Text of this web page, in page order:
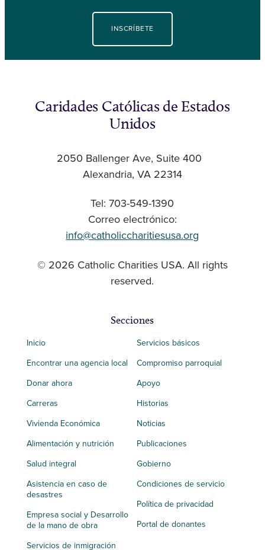
INSCRÍBETE
Caridades Católicas de Estados
Unidos
2050 Ballenger Ave, Suite 400
Alexandria, VA 22314
Tel: 703-549-1390
Correo electrónico:
info@catholiccharitiesusa.org
© 2026 Catholic Charities USA. All rights
reserved.
Secciones
Inicio
Encontrar una agencia local
Donar ahora
Carreras
Vivienda Económica
Alimentación y nutrición
Salud integral
Asistencia en caso de
desastres
Empresa social y Desarrollo
de la mano de obra
Servicios de inmigración
Servicios básicos
Compromiso parroquial
Apoyo
Historias
Noticias
Publicaciones
Gobierno
Condiciones de servicio
Política de privacidad
Portal de donantes